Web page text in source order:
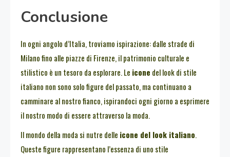
Conclusione
In ogni angolo d’Italia, troviamo ispirazione: dalle strade di
Milano fino alle piazze di Firenze, il patrimonio culturale e
stilistico è un tesoro da esplorare. Le icone del look di stile
italiano non sono solo figure del passato, ma continuano a
camminare al nostro fianco, ispirandoci ogni giorno a esprimere
il nostro modo di essere attraverso la moda.
Il mondo della moda si nutre delle icone del look italiano.
Queste figure rappresentano l’essenza di uno stile